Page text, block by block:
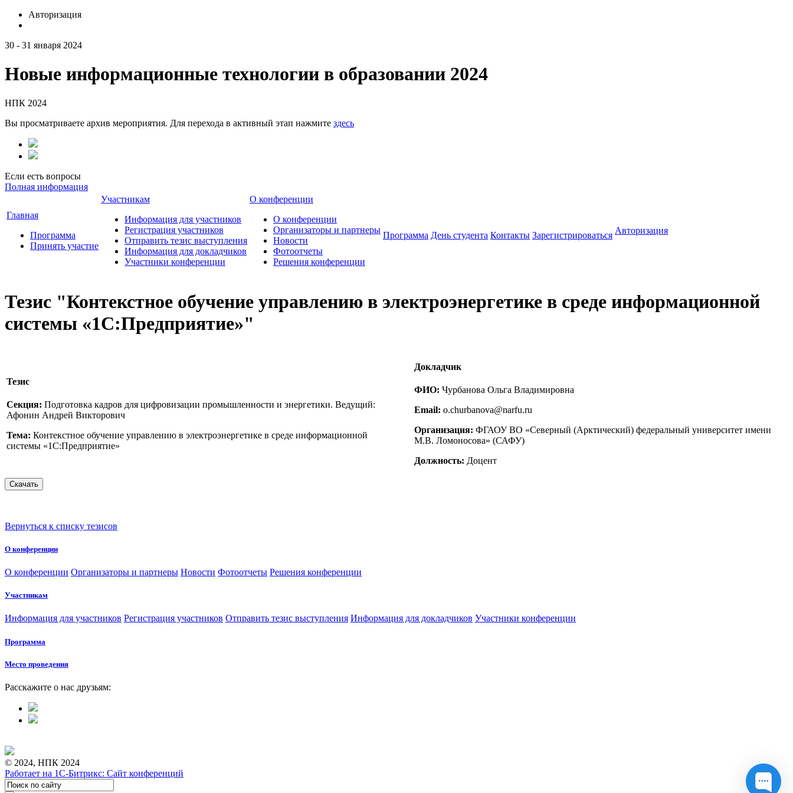
Авторизация
30 - 31 января 2024
Новые информационные технологии в образовании 2024
НПК 2024
Вы просматриваете архив мероприятия. Для перехода в активный этап нажмите здесь
Если есть вопросы
Полная информация
Главная
Программа
Принять участие
Участникам
Информация для участников
Регистрация участников
Отправить тезис выступления
Информация для докладчиков
Участники конференции
О конференции
О конференции
Организаторы и партнеры
Новости
Фотоотчеты
Решения конференции
Программа День студента Контакты Зарегистрироваться Авторизация
Тезис "Контекстное обучение управлению в электроэнергетике в среде информационной
системы «1С:Предприятие»"
Тезис
Секция: Подготовка кадров для цифровизации промышленности и энергетики. Ведущий:
Афонин Андрей Викторович
Тема: Контекстное обучение управлению в электроэнергетике в среде информационной
системы «1С:Предприятие»
Докладчик
ФИО: Чурбанова Ольга Владимировна
Email: o.churbanova@narfu.ru
Организация: ФГАОУ ВО «Северный (Арктический) федеральный университет имени
М.В. Ломоносова» (САФУ)
Должность: Доцент
Вернуться к списку тезисов
О конференции
О конференции Организаторы и партнеры Новости Фотоотчеты Решения конференции
Участникам
Информация для участников Регистрация участников Отправить тезис выступления Информация для докладчиков Участники конференции
Программа
Место проведения
Расскажите о нас друзьям:
© 2024, НПК 2024
Работает на 1С-Битрикс: Сайт конференций